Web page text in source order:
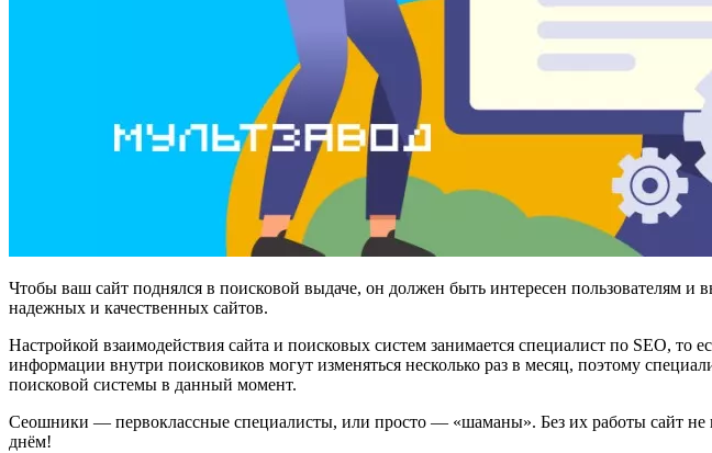
Чтобы ваш сайт поднялся в поисковой выдаче, он должен быть интересен пользователям
надежных и качественных сайтов.
Настройкой взаимодействия сайта и поисковых систем занимается специалист по SEO,
информации внутри поисковиков могут изменяться несколько раз в месяц, поэтому
поисковой системы в данный момент.
Сеошники — первоклассные специалисты, или просто — «шаманы». Без их работы сайт
днём!